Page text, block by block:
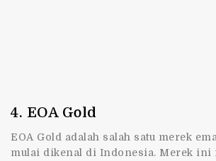
4. EOA Gold
EOA Gold adalah salah satu merek
mulai dikenal di Indonesia. Merek ini